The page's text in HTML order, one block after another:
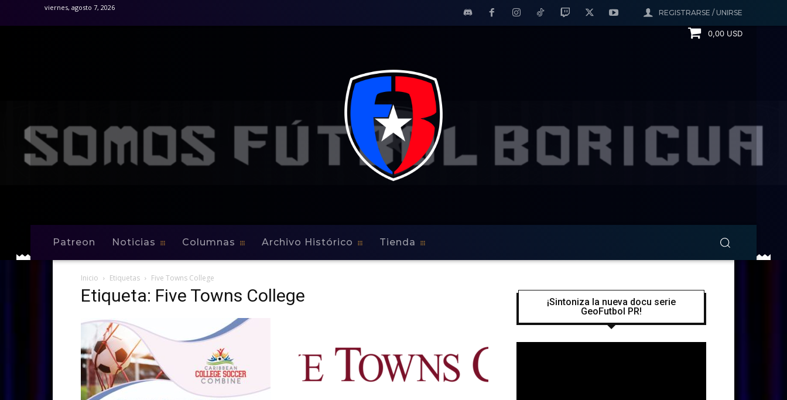
REGISTRARSE / UNIRSE
viernes, agosto 7, 2026
0,00 USD
Patreon Noticias Columnas Archivo Histórico Tienda
Inicio Etiquetas Five Towns College
Etiqueta: Five Towns College
¡Sintoniza la nueva docu serie
GeoFutbol PR!